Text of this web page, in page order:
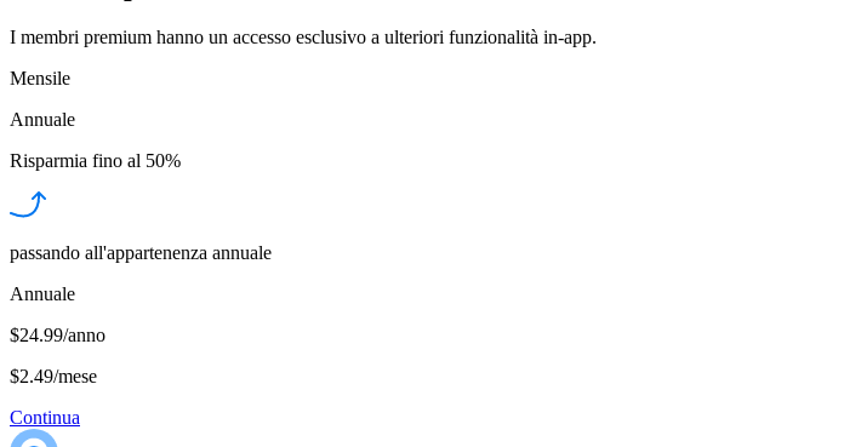
I membri premium hanno un accesso esclusivo a ulteriori funzionalità in-app.
Mensile
Annuale
Risparmia fino al 50%
passando all'appartenenza annuale
Annuale
$24.99/anno
$2.49/mese
Continua